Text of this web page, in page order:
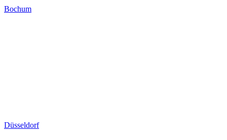
Bochum
Düsseldorf